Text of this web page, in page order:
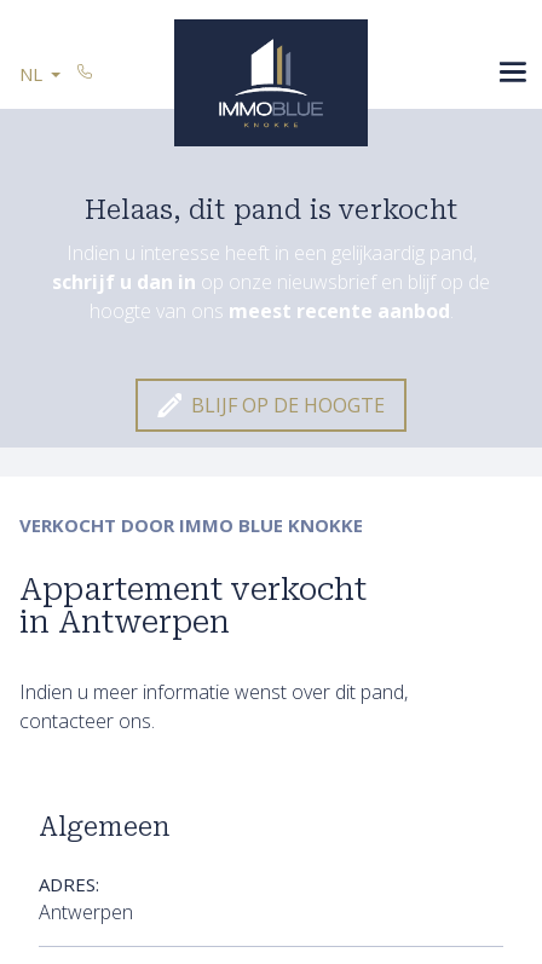
Menu overslaan en naar de inhoud gaan
NL
Blijf op de hoogte
SPANJE
U VERKOOPT
REFERENTIES
CONTACT
Helaas, dit pand is verkocht
Indien u interesse heeft in een gelijkaardig pand,
schrijf u dan in op onze nieuwsbrief en blijf op de
hoogte van ons meest recente aanbod.
BLIJF OP DE HOOGTE
Appartement verkocht
in Antwerpen
VERKOCHT DOOR IMMO BLUE KNOKKE
Indien u meer informatie wenst over dit pand,
contacteer ons.
Algemeen
ADRES:
Antwerpen